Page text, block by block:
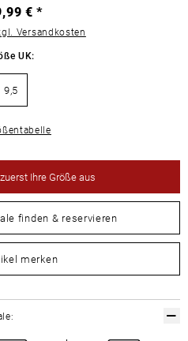
€ *
Versandkosten
UK:
9,5
Ihre Größe aus
finden & reservieren
Ihre Größe aus
merken